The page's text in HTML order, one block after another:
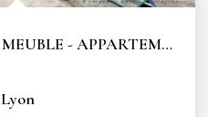
LYON 6 - T3 - 77 M2 MEUBLE - APPARTEMENT MEUBLE
Lyon